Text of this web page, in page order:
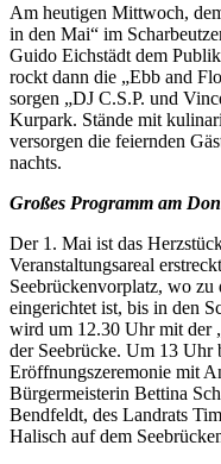
Am heutigen Mittwoch,
in den Mai“ im
Guido Eichstädt dem
rockt dann die „Ebb and
sorgen „DJ C.S.P. und
Kurpark. Stände mit
versorgen die feiernden
nachts.
Großes Programm am
Der 1. Mai ist das
Veranstaltungsareal
Seebrückenvorplatz, wo
eingerichtet ist, bis in den
wird um 12.30 Uhr mit der
der Seebrücke. Um 13 Uhr
Eröffnungszeremonie mit
Bürgermeisterin Bettina
Bendfeldt, des Landrats
Halisch auf dem